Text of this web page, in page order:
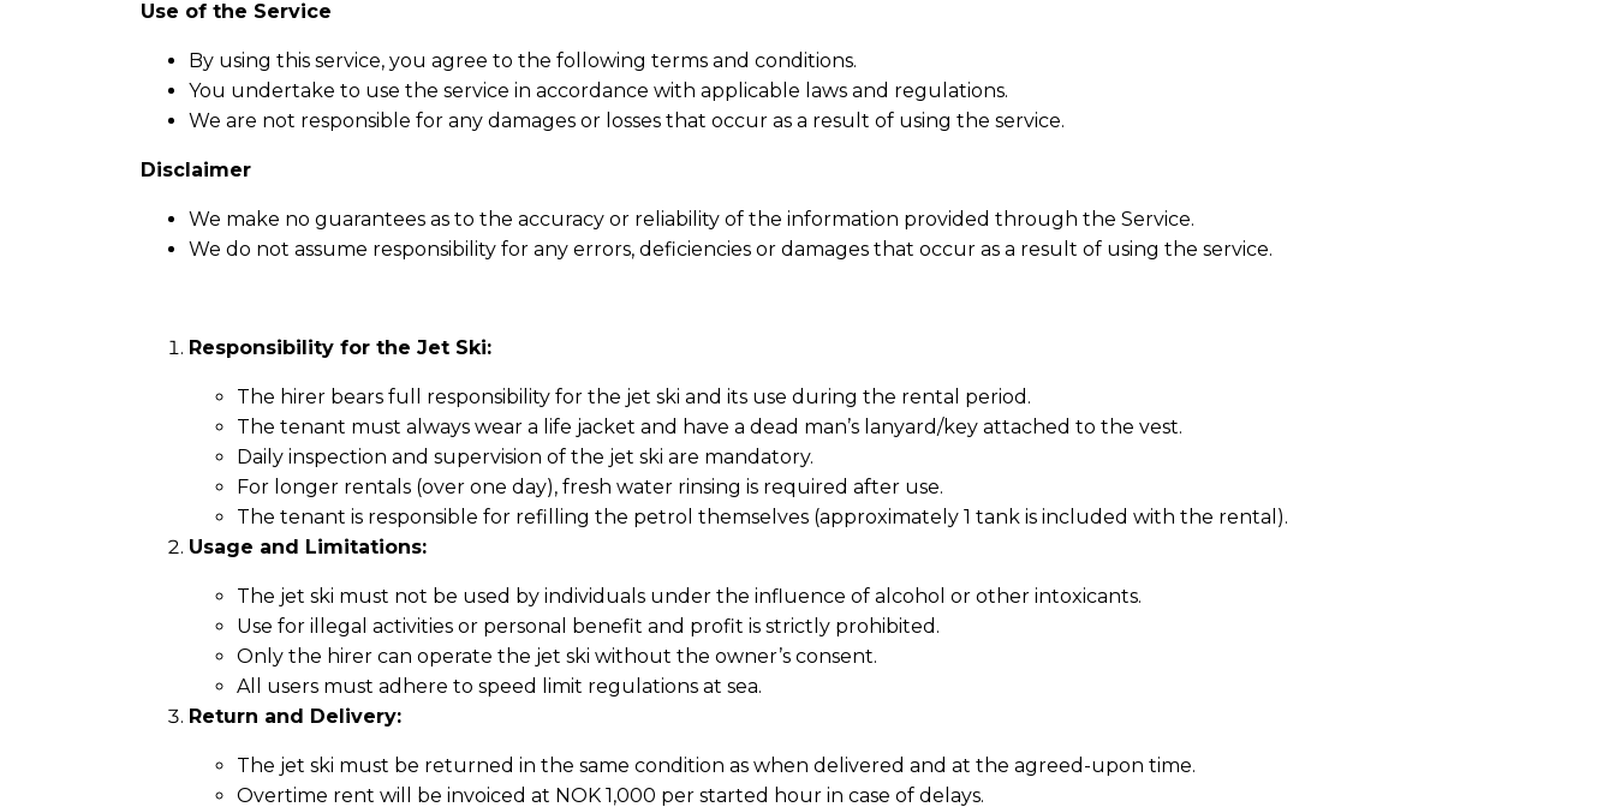
Use of the Service
By using this service, you agree to the following terms and conditions.
You undertake to use the service in accordance with applicable laws and regulations.
We are not responsible for any damages or losses that occur as a result of using the service.
Disclaimer
We make no guarantees as to the accuracy or reliability of the information provided through the Service.
We do not assume responsibility for any errors, deficiencies or damages that occur as a result of using the service.
Responsibility for the Jet Ski:
The hirer bears full responsibility for the jet ski and its use during the rental period.
The tenant must always wear a life jacket and have a dead man’s lanyard/key attached to the vest.
Daily inspection and supervision of the jet ski are mandatory.
For longer rentals (over one day), fresh water rinsing is required after use.
The tenant is responsible for refilling the petrol themselves (approximately 1 tank is included with the rental).
Usage and Limitations:
The jet ski must not be used by individuals under the influence of alcohol or other intoxicants.
Use for illegal activities or personal benefit and profit is strictly prohibited.
Only the hirer can operate the jet ski without the owner’s consent.
All users must adhere to speed limit regulations at sea.
Return and Delivery:
The jet ski must be returned in the same condition as when delivered and at the agreed-upon time.
Overtime rent will be invoiced at NOK 1,000 per started hour in case of delays.